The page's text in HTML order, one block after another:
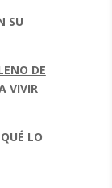
SU
DE
VIVIR
LO